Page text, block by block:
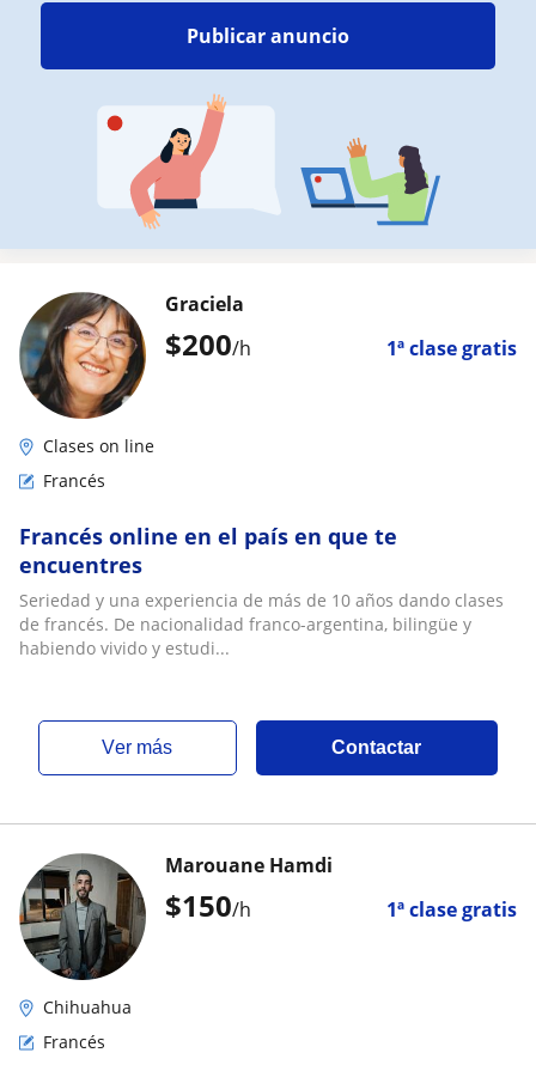
Publicar anuncio
$200/h 1ª clase gratis
Graciela
Clases on line
Francés
Francés online en el país en que te
encuentres
Seriedad y una experiencia de más de 10 años dando clases
de francés. De nacionalidad franco-argentina, bilingüe y
habiendo vivido y estudi...
ver más Contactar
$150/h 1ª clase gratis
Marouane Hamdi
Chihuahua
Francés